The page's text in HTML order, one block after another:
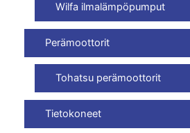
Wilfa ilmalämpöpumput
Perämoottorit
Tohatsu perämoottorit
Tietokoneet